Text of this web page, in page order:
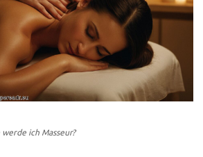
werde ich Masseur?